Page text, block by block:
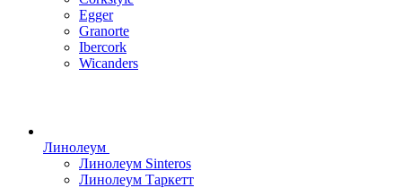
Egger
Granorte
Ibercork
Wicanders
Линолеум
Линолеум Sinteros
Линолеум Таркетт